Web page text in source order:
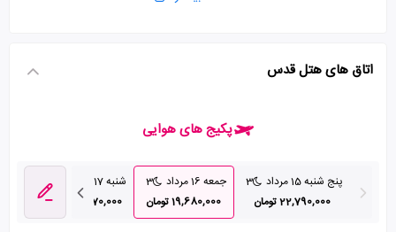
اتاق های هتل قدس
پکیج های هوایی
پنج شنبه 15 مرداد
3
22,790,000 تومان
جمعه 16 مرداد
3
19,680,000 تومان
شنبه 17 مرداد
3
21,270,000 تومان